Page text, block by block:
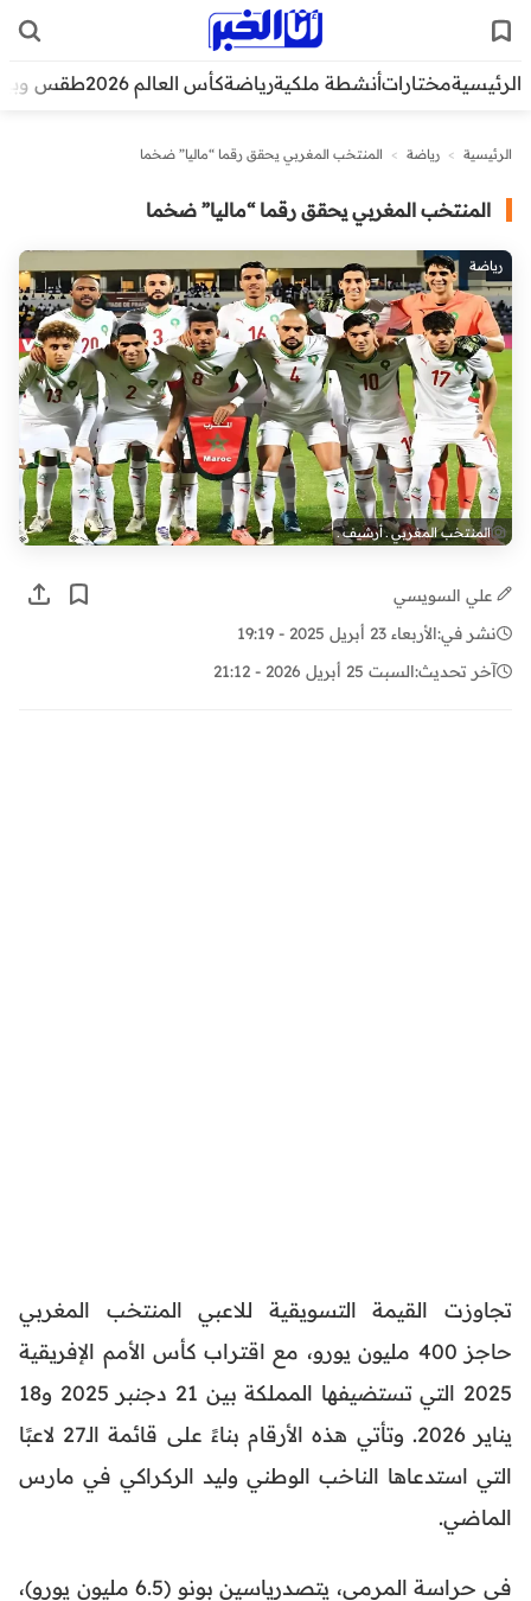
الرئيسيةمختاراتأنشطة ملكيةرياضةكأس العالم 2026 طقس
الرئيسية > رياضة > المنتخب المغربي يحقق رقما “ماليا” ضخما
المنتخب المغربي يحقق رقما “ماليا” ضخما
رياضة
المنتخب المغربي ـ أرشيف ـ
علي السويسي
نشر في:الأربعاء 23 أبريل 2025 - 19:19
آخر تحديث:السبت 25 أبريل 2026 - 21:12
تجاوزت القيمة التسويقية للاعبي المنتخب المغربي
حاجز 400 مليون يورو، مع اقتراب كأس الأمم الإفريقية
2025 التي تستضيفها المملكة بين 21 دجنبر 2025 و18
يناير 2026. وتأتي هذه الأرقام بناءً على قائمة الـ27 لاعبًا
التي استدعاها الناخب الوطني وليد الركراكي في مارس
الماضي.
في حراسة المرمى، يتصدرياسين بونو (6.5 مليون يورو)،